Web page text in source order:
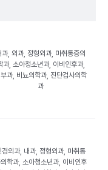
과, 외과, 정형외과, 마취통증의
과, 소아청소년과, 이비인후과,
과, 비뇨의학과, 진단검사의학
과
경외과, 내과, 정형외과, 마취통
학과, 소아청소년과, 이비인후